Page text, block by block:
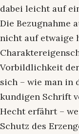
dabei leicht auf
Die Bezugnahme
nicht auf etwaige
Vorbildlichkeit
sich – wie man in
kundigen Schrift
Hecht erfährt –
Schutz des